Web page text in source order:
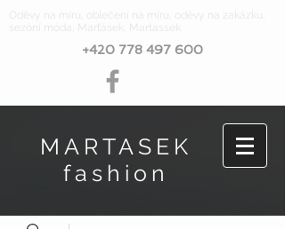
Oděvy na míru, oblečení na míru, oděvy na zakázku,
sezóní móda, Marťásek, Martassek
+420 778 497 600
MARTASEK
fashion